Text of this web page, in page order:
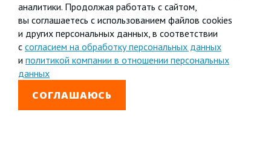
аналитики. Продолжая работать с сайтом,
вы соглашаетесь с использованием файлов cookies
и других персональных данных, в соответствии
с согласием на обработку персональных данных
и политикой компании в отношении персональных
данных
СОГЛАШАЮСЬ